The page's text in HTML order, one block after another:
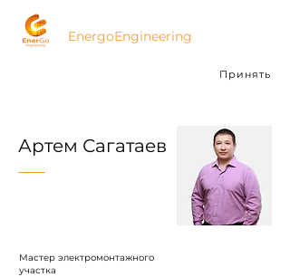
EnergoEngineering
Принять
Артем Сагатаев
Мастер электромонтажного
участка